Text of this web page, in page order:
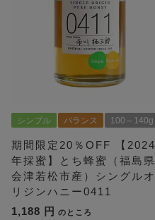
シンプル バランス 100～140g
期間限定20％OFF
【2024
年採蜜】とち蜂蜜（福島県
会津若松市産）シングルオ
リジンハニー0411
1,188 のところ